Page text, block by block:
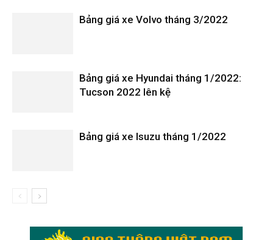
Bảng giá xe Volvo tháng 3/2022
Bảng giá xe Hyundai tháng 1/2022:
Tucson 2022 lên kệ
Bảng giá xe Isuzu tháng 1/2022